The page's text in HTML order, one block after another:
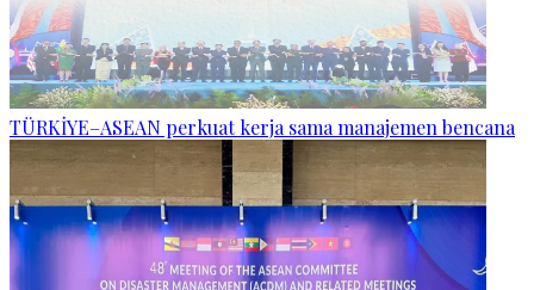
TÜRKİYE–ASEAN perkuat kerja sama manajemen bencana